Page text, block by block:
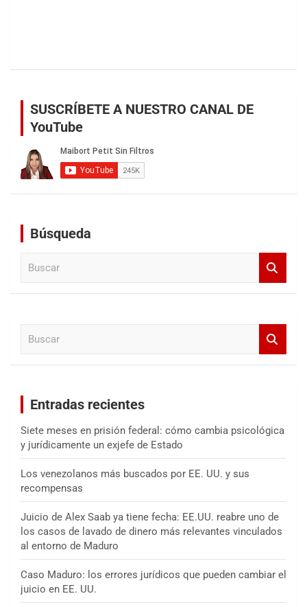
SUSCRÍBETE A NUESTRO CANAL DE
YouTube
Búsqueda
Entradas recientes
Siete meses en prisión federal: cómo cambia psicológica
y jurídicamente un exjefe de Estado
Los venezolanos más buscados por EE. UU. y sus
recompensas
Juicio de Alex Saab ya tiene fecha: EE.UU. reabre uno de
los casos de lavado de dinero más relevantes vinculados
al entorno de Maduro
Caso Maduro: los errores jurídicos que pueden cambiar el
juicio en EE. UU.